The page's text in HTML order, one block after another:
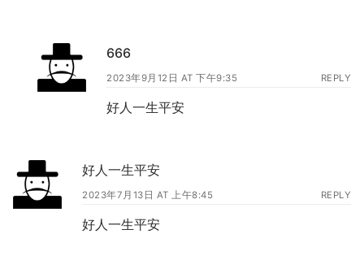
666
2023年9月12日 AT 下午9:35 REPLY
好人一生平安
好人一生平安
2023年7月13日 AT 上午8:45 REPLY
好人一生平安